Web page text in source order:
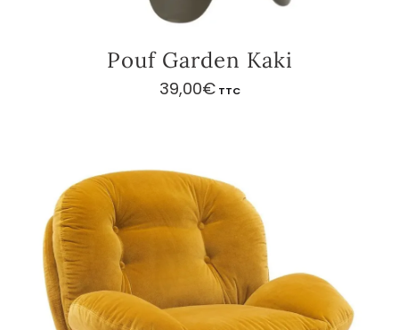
Pouf Garden Kaki
39,00€ TTC